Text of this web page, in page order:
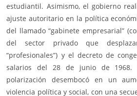
estudiantil. Asimismo, el gobierno
ajuste autoritario en la política
del llamado “gabinete empresarial”
del sector privado que
“profesionales”) y el decreto de
salarios del 28 de junio de 1968.
polarización desembocó en un
violencia política y social, con una